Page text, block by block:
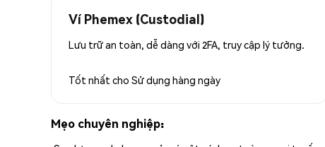
Ví Phemex (Custodial)
Lưu trữ an toàn, dễ dàng với 2FA, truy cập lý tưởng.
Tốt nhất cho Sử dụng hàng ngày
Mẹo chuyên nghiệp: